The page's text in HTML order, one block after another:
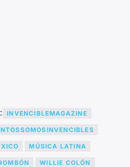
INVENCIBLEMAGAZINE
MÚSICA LATINA
WILLIE COLÓN